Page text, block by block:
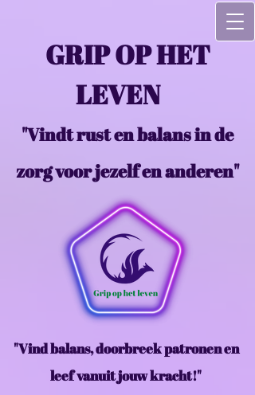
"Vind balans, doorbreek patronen en
leef vanuit jouw kracht!"
GRIP OP HET
LEVEN
"Vindt rust en balans in de
zorg voor jezelf en anderen"